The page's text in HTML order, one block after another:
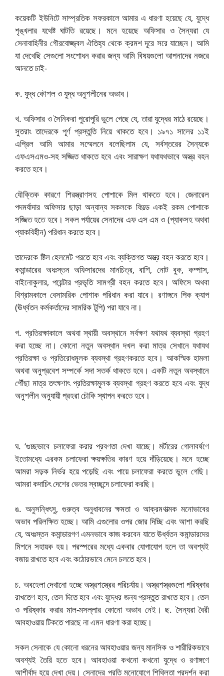
কয়েকটি ইউনিটে সাম্প্রতিক সফরকালে আমার এ ধারণা হয়েছে যে, যুদ্ধে
শৃঙ্খলার যথেষ্ট ঘাটতি রয়েছে। মনে হয়েছে অফিসার ও সৈন্যরা যে
সেনাবাহিনীর গৌরবোজ্জ্বল ঐতিহ্য থেকে ক্রমশ দূরে সরে যাচ্ছেন। আমি
যা দেখেছি সেগুলো সংশোধন করার জন্য আমি বিষয়গুলো আপনাদের নজরে
আনতে চাই-
ক. যুদ্ধ কৌশল ও যুদ্ধ অনুশলীনের অভাব।
খ. অফিসার ও সৈনিকরা পুরোপুরি ভুলে গেছে যে, তারা যুদ্ধের মাঠে রয়েছে।
সুতরাং তাদেরকে পূর্ণ প্রস্তুতি নিয়ে থাকতে হবে। ১৯৭১ সালের ১১ই
এপ্রিল আমি আমার সম্মেলনে বলেছিলাম যে, সর্বস্তরের সৈন্যকে
এফএসএমও-সহ সজ্জিত থাকতে হবে এবং সারাক্ষণ যথাযথভাবে অস্ত্র বহন
করতে হবে।
যৌক্তিক কারণে শিরস্ত্রাণসহ পোশাকে মিল থাকতে হবে। জেনারেল
পদমর্যাদার অফিসার ছাড়া অন্যান্য সকলকে ফিল্ডে একই রকম পোশাকে
সজ্জিত হতে হবে। সকল পর্যায়ের সেনাদের এফ এস এম ও (প্যাকসহ অথবা
প্যাকবিহীন) পরিধান করতে হবে।
তাদেরকে ষ্টিল হেলমেট পরতে হবে এবং ব্যক্তিগত অস্ত্র বহন করতে হবে।
কমান্ডারের অধঃস্তন অফিসারদের মানচিত্র, বাশি, নোট বুক, কম্পাস,
বাইনোকুলার, পয়েন্টার প্রভৃতি সামগ্রী বহন করতে হবে। অফিসে অথবা
বিশ্রামকালে বেসামরিক পোশাক পরিধান করা যাবে। রণাঙ্গনে পিক ক্যাপ
(ঊর্ধ্বতন কর্মকর্তাদের সামরিক টুপি) পরা যাবে না।
গ. প্রতিরক্ষাকালে অথবা স্থায়ী অবস্থানে সর্বক্ষণ যথাযথ ব্যবস্থা গ্রহণ
করা হচ্ছে না। কোনো নতুন অবস্থান দখল করা মাত্র সেখানে যথাযথ
প্রতিরক্ষা ও প্রতিরোধমূলক ব্যবস্থা গ্রহণকরতে হবে। আকস্মিক হামলা
অথবা অনুপ্রবেশ সম্পর্কে সদা সতর্ক থাকতে হবে। একটি নতুন অবস্থানে
পৌঁছা মাত্র তৎক্ষণাৎ প্রতিরক্ষামূলক ব্যবস্থা গ্রহণ করতে হবে এবং যুদ্ধ
অনুশলীন অনুযায়ী প্রহরা চৌকি স্থাপন করতে হবে।
ঘ. ‘গুচ্ছভাবে চলাফেরা করার প্রবণতা দেখা যাচ্ছে। মর্টারের গোলাবর্ষণে
ইতোমধ্যে এরকম চলাফেরা ক্ষয়ক্ষতির কারণ হয়ে দাঁড়িয়েছে। মনে হচ্ছে
আমরা সড়ক নির্ভর হয়ে পড়েছি এবং পায়ে চলাফেরা করতে ভুলে গেছি।
আমরা কদাচিৎ দেশের ভেতর স্বচ্ছন্দে চলাফেরা করছি।
ঙ. অনুসন্ধিৎসু, গুরুত্ব অনুধাবনের ক্ষমতা ও আক্রমণাত্মক মনোভাবের
অভাব পরিলক্ষিত হচ্ছে। আমি এগুলোর ওপর জোর দিচ্ছি এবং আশা করছি
যে, অধঃস্তন কমান্ডারগণ এমনভাবে কাজ করবেন যাতে ঊর্ধ্বতন কমান্ডারদের
মিশনে সহায়ক হয়। পরস্পরের মধ্যে একবার যোগাযোগ হলে তা অবশ্যই
বজায় রাখতে হবে এবং কঠোরভাবে মেনে চলতে হবে।
চ. অবহেলা দেখানো হচ্ছে অস্ত্রশস্ত্রের পরিচর্যায়। অস্ত্রশস্ত্রগুলো পরিষ্কার
রাখতেণ হবে, তেল দিতে হবে এবং যুদ্ধের জন্য প্রস্তুত রাখতে হবে। তেল
ওপরিষ্কার করার মাল-মসল্লার কোনো অভাব নেই। ছ. সৈন্যরা বৈরী
আবহাওয়ায় টিকতে পারছে না এমন ধারণা করা হচ্ছে।
সকল সেনাকে যে কোনো ধরনের আবহাওয়ার জন্য মানসিক ও শারীরিকভাবে
অবশ্যই তৈরি হতে হবে। আবহাওয়া কখনো কখনো যুদ্ধে ও রণাঙ্গণে
আশীর্বাদ হয়ে দেখা দেয়। সেনাদের প্রতি মনোযোগে শিথিলতা প্রদর্শন করা